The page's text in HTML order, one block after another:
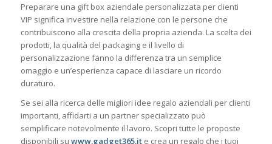
Preparare una gift box aziendale personalizzata per clienti
VIP significa investire nella relazione con le persone che
contribuiscono alla crescita della propria azienda. La scelta dei
prodotti, la qualità del packaging e il livello di
personalizzazione fanno la differenza tra un semplice
omaggio e un’esperienza capace di lasciare un ricordo
duraturo.
Se sei alla ricerca delle migliori idee regalo aziendali per clienti
importanti, affidarti a un partner specializzato può
semplificare notevolmente il lavoro. Scopri tutte le proposte
disponibili su www.gadget365.ite crea un regalo che i tuoi